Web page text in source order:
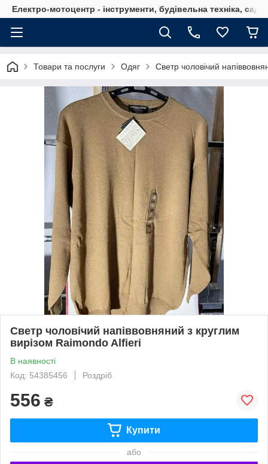
Електро-мотоцентр - інструменти, будівельна техніка,
Товари та послуги Одяг Светр чоловічий
Светр чоловічий напіввовняний з круглим
вирізом Raimondo Alfieri
В наявності
Код: 54385456
Роздріб
556 ₴
Купити
або